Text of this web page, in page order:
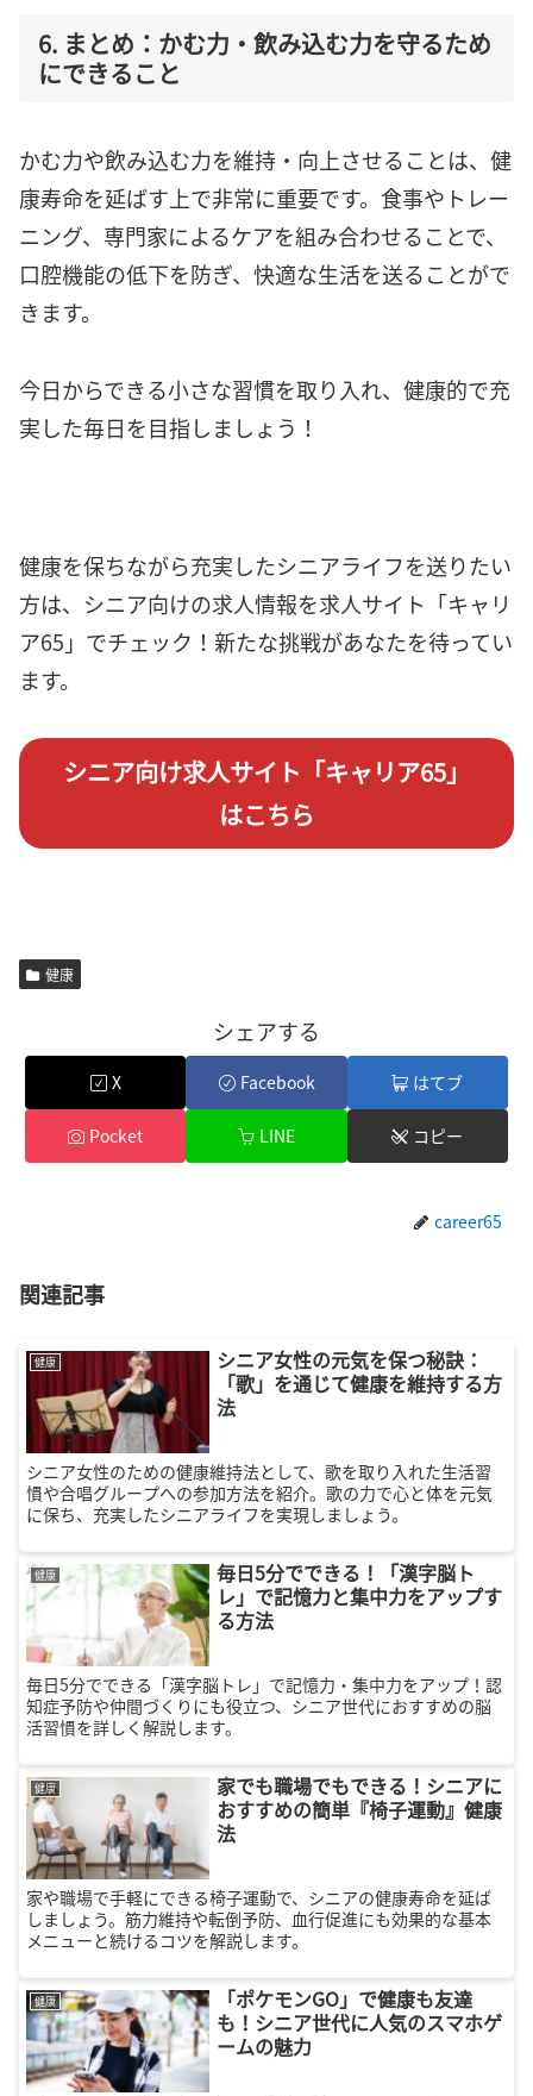
6. まとめ：かむ力・飲み込む力を守るため
にできること
かむ力や飲み込む力を維持・向上させることは、健
康寿命を延ばす上で非常に重要です。食事やトレー
ニング、専門家によるケアを組み合わせることで、
口腔機能の低下を防ぎ、快適な生活を送ることがで
きます。
今日からできる小さな習慣を取り入れ、健康的で充
実した毎日を目指しましょう！
健康を保ちながら充実したシニアライフを送りたい
方は、シニア向けの求人情報を求人サイト「キャリ
ア65」でチェック！新たな挑戦があなたを待ってい
ます。
シニア向け求人サイト「キャリア65」
はこちら
健康
シェアする
X Facebook はてブ
Pocket LINE コピー
career65
関連記事
健康
シニア女性の元気を保つ秘訣：
「歌」を通じて健康を維持する方
法
シニア女性のための健康維持法として、歌を取り入れた生活習
慣や合唱グループへの参加方法を紹介。歌の力で心と体を元気
に保ち、充実したシニアライフを実現しましょう。
健康
毎日5分でできる！「漢字脳ト
レ」で記憶力と集中力をアップす
る方法
毎日5分でできる「漢字脳トレ」で記憶力・集中力をアップ！認
知症予防や仲間づくりにも役立つ、シニア世代におすすめの脳
活習慣を詳しく解説します。
健康
家でも職場でもできる！シニアに
おすすめの簡単『椅子運動』健康
法
家や職場で手軽にできる椅子運動で、シニアの健康寿命を延ば
しましょう。筋力維持や転倒予防、血行促進にも効果的な基本
メニューと続けるコツを解説します。
健康
「ポケモンGO」で健康も友達
も！シニア世代に人気のスマホゲ
ームの魅力